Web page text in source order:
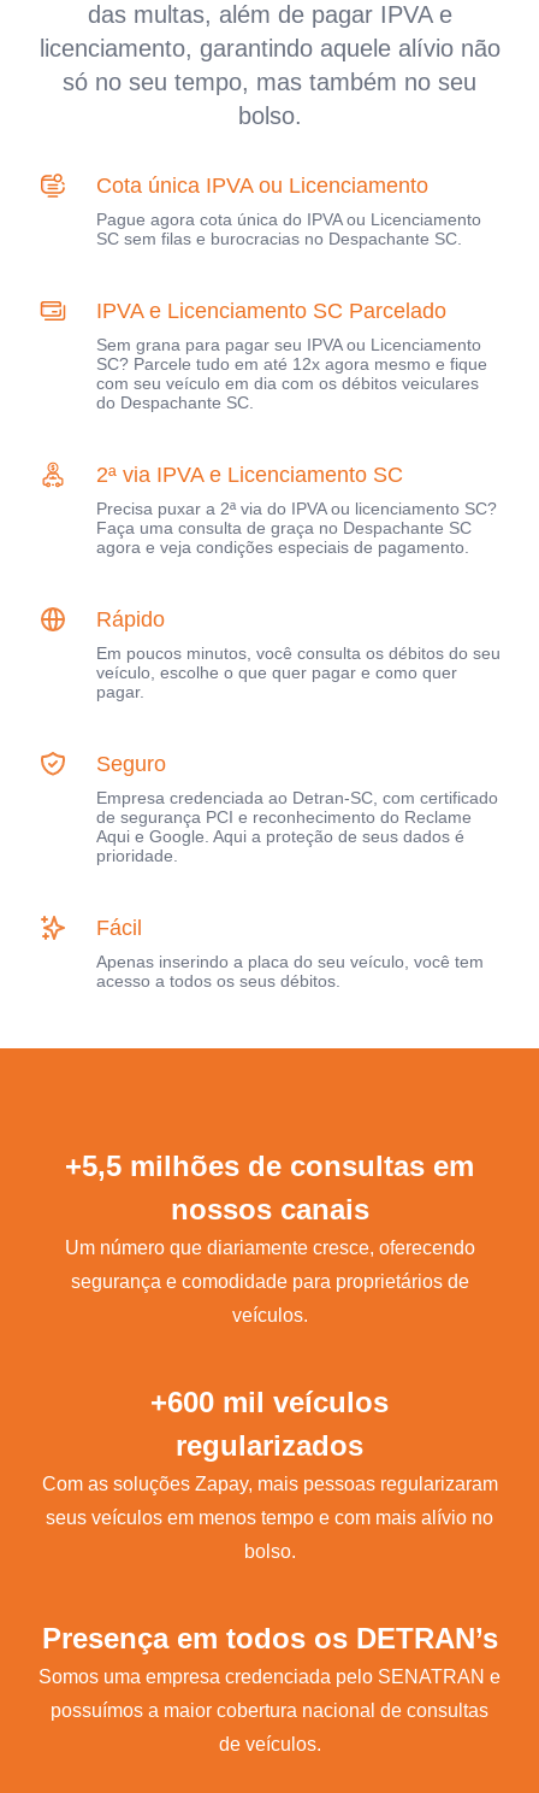
das multas, além de pagar IPVA e
licenciamento, garantindo aquele alívio não
só no seu tempo, mas também no seu
bolso.
Cota única IPVA ou Licenciamento
Pague agora cota única do IPVA ou Licenciamento
SC sem filas e burocracias no Despachante SC.
IPVA e Licenciamento SC Parcelado
Sem grana para pagar seu IPVA ou Licenciamento
SC? Parcele tudo em até 12x agora mesmo e fique
com seu veículo em dia com os débitos veiculares
do Despachante SC.
2ª via IPVA e Licenciamento SC
Precisa puxar a 2ª via do IPVA ou licenciamento SC?
Faça uma consulta de graça no Despachante SC
agora e veja condições especiais de pagamento.
Rápido
Em poucos minutos, você consulta os débitos do seu
veículo, escolhe o que quer pagar e como quer
pagar.
Seguro
Empresa credenciada ao Detran-SC, com certificado
de segurança PCI e reconhecimento do Reclame
Aqui e Google. Aqui a proteção de seus dados é
prioridade.
Fácil
Apenas inserindo a placa do seu veículo, você tem
acesso a todos os seus débitos.
+5,5 milhões de consultas em
nossos canais
Um número que diariamente cresce, oferecendo
segurança e comodidade para proprietários de
veículos.
+600 mil veículos
regularizados
Com as soluções Zapay, mais pessoas regularizaram
seus veículos em menos tempo e com mais alívio no
bolso.
Presença em todos os DETRAN’s
Somos uma empresa credenciada pelo SENATRAN e
possuímos a maior cobertura nacional de consultas
de veículos.